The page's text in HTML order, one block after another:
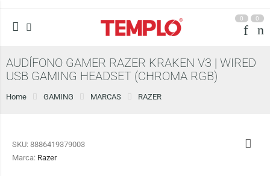
0 0
AUDÍFONO GAMER RAZER KRAKEN V3 | WIRED
USB GAMING HEADSET (CHROMA RGB)
Home GAMING MARCAS RAZER
SKU: 8886419379003
Marca: Razer